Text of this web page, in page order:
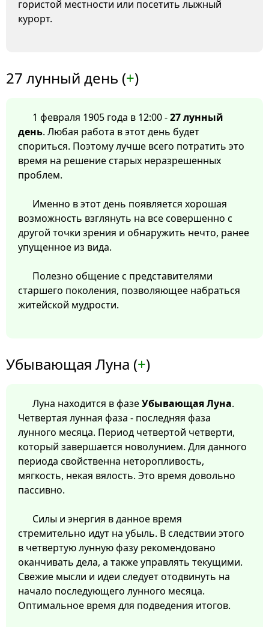
гористой местности или посетить лыжный
курорт.
27 лунный день (+)
1 февраля 1905 года в 12:00 -27 лунный
день. Любая работа в этот день будет
спориться. Поэтому лучше всего потратить это
время на решение старых неразрешенных
проблем.
Именно в этот день появляется хорошая
возможность взглянуть на все совершенно с
другой точки зрения и обнаружить нечто, ранее
упущенное из вида.
Полезно общение с представителями
старшего поколения, позволяющее набраться
житейской мудрости.
Убывающая Луна (+)
Луна находится в фазеУбывающая Луна.
Четвертая лунная фаза - последняя фаза
лунного месяца. Период четвертой четверти,
который завершается новолунием. Для данного
периода свойственна неторопливость,
мягкость, некая вялость. Это время довольно
пассивно.
Силы и энергия в данное время
стремительно идут на убыль. В следствии этого
в четвертую лунную фазу рекомендовано
оканчивать дела, а также управлять текущими.
Свежие мысли и идеи следует отодвинуть на
начало последующего лунного месяца.
Оптимальное время для подведения итогов.